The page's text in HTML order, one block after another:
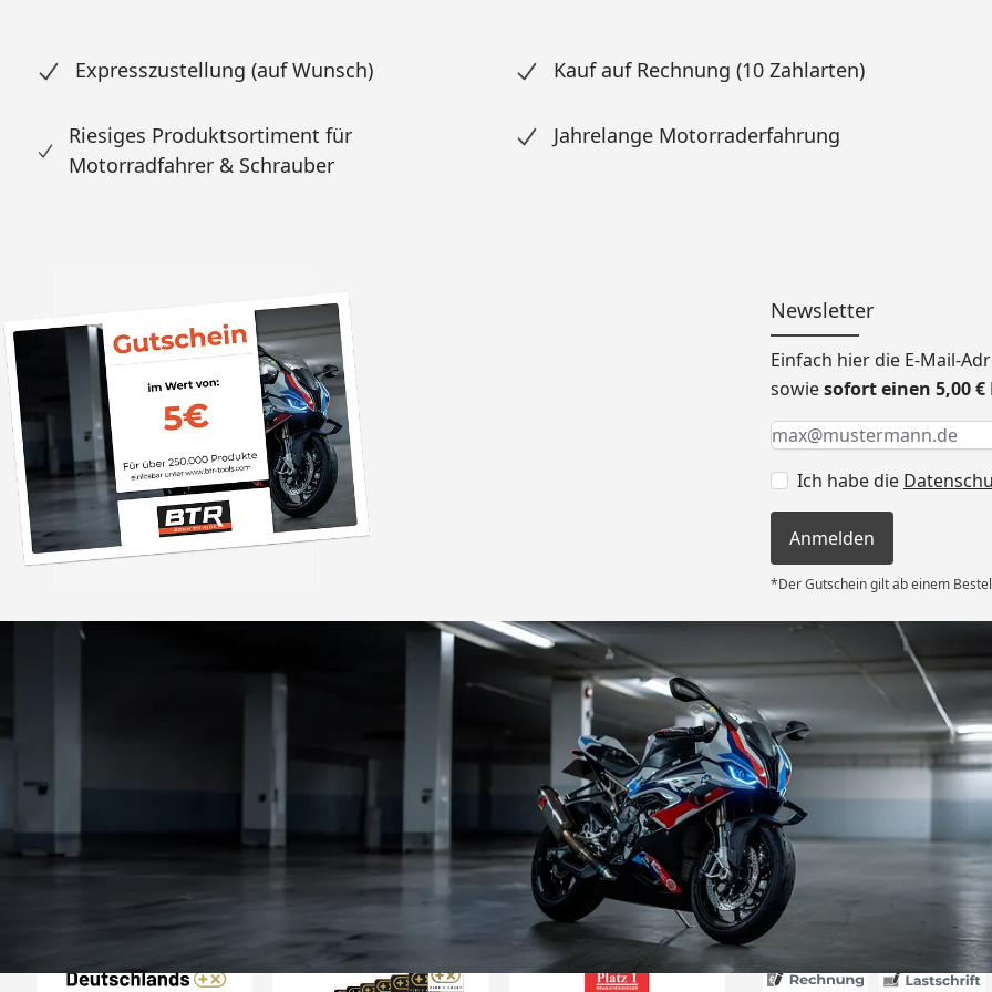
Expresszustellung (auf Wunsch) Kauf auf Rechnung (10 Zahlarten)
Riesiges Produktsortiment für
Motorradfahrer & Schrauber
Jahrelange Motorraderfahrung
Newsletter
Einfach hier die E-Mail-
sowiesofort einen 5,00
Keine Eingabe erforderlich
Eingabe erforderlich
E-Mail *
Ich habe die
Anmelden
*Der Gutschein gilt ab einem
„Die Abwicklung eines Auftrages
bzw. Bestellung läuft angemessen
schnell ab. Als Firma braucht man
verlässliche Partner und das habe
ich hier gefunden.“
Versand
Auszeichnungen Akzeptierte